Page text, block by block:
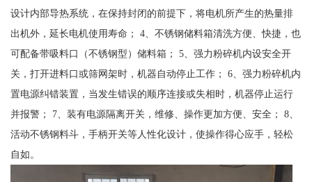
设计内部导热系统，在保持封闭的前提下，将电机所产生的热量排
出机外，延长电机使用寿命； 4、不锈钢储料箱清洗方便、快捷，也
可配备带吸料口（不锈钢型）储料箱； 5、强力粉碎机内设安全开
关，打开进料口或筛网架时，机器自动停止工作； 6、强力粉碎机内
置电源纠错装置，当发生错误的顺序连接或失相时，机器停止运行
并报警； 7、装有电源隔离开关，维修、操作更加方便、安全； 8、
活动不锈钢料斗，手柄开关等人性化设计，使操作得心应手，轻松
自如。